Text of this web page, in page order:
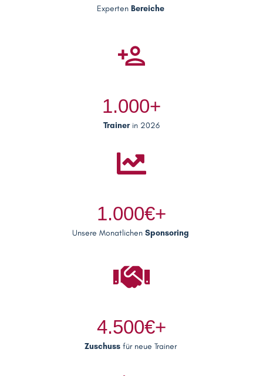
ExpertenBereiche
1.000+
Trainer in 2026
1.000€+
Unsere Monatlichen Sponsoring
4.500€+
Zuschuss für neue Trainer